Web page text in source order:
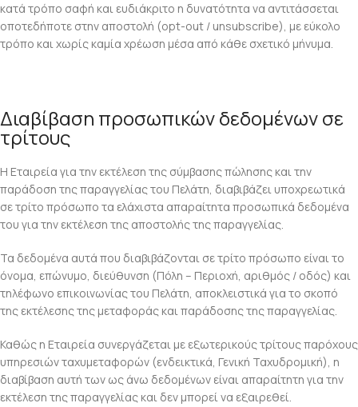
κατά τρόπο σαφή και ευδιάκριτο η δυνατότητα να αντιτάσσεται
οποτεδήποτε στην αποστολή (opt-out / unsubscribe), με εύκολο
τρόπο και χωρίς καμία χρέωση μέσα από κάθε σχετικό μήνυμα.
Διαβίβαση προσωπικών δεδομένων σε
τρίτους
Η Εταιρεία για την εκτέλεση της σύμβασης πώλησης και την
παράδοση της παραγγελίας του Πελάτη, διαβιβάζει υποχρεωτικά
σε τρίτο πρόσωπο τα ελάχιστα απαραίτητα προσωπικά δεδομένα
του για την εκτέλεση της αποστολής της παραγγελίας.
Τα δεδομένα αυτά που διαβιβάζονται σε τρίτο πρόσωπο είναι το
όνομα, επώνυμο, διεύθυνση (Πόλη – Περιοχή, αριθμός / οδός) και
τηλέφωνο επικοινωνίας του Πελάτη, αποκλειστικά για το σκοπό
της εκτέλεσης της μεταφοράς και παράδοσης της παραγγελίας.
Καθώς η Εταιρεία συνεργάζεται με εξωτερικούς τρίτους παρόχους
υπηρεσιών ταχυμεταφορών (ενδεικτικά, Γενική Ταχυδρομική), η
διαβίβαση αυτή των ως άνω δεδομένων είναι απαραίτητη για την
εκτέλεση της παραγγελίας και δεν μπορεί να εξαιρεθεί.